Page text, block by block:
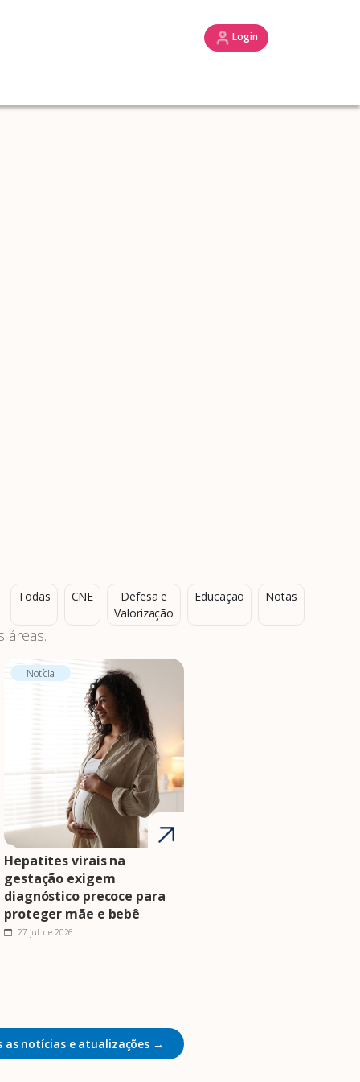
Login
Todas CNE
Defesa e
Valorização
Educação Notas
áreas.
Notícia
Hepatites virais na
gestação exigem
diagnóstico precoce para
proteger mãe e bebê
27 jul. de 2026
as notícias e atualizações →